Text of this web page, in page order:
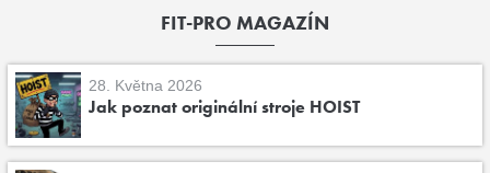
FIT-PRO MAGAZÍN
28. Května 2026
Jak poznat originální stroje HOIST